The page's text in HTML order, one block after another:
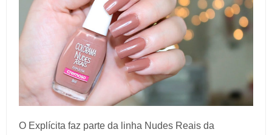
O Explícita faz parte da linha Nudes Reais da